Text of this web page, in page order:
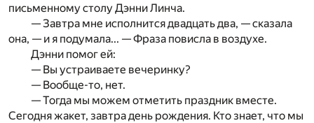
письменному столу Дэнни Линча.
— Завтра мне исполнится двадцать два, — сказала
она, — и я подумала... — Фраза повисла в воздухе.
Дэнни помог ей:
— Вы устраиваете вечеринку?
— Вообще-то, нет.
— Тогда мы можем отметить праздник вместе.
Сегодня жакет, завтра день рождения. Кто знает, что мы